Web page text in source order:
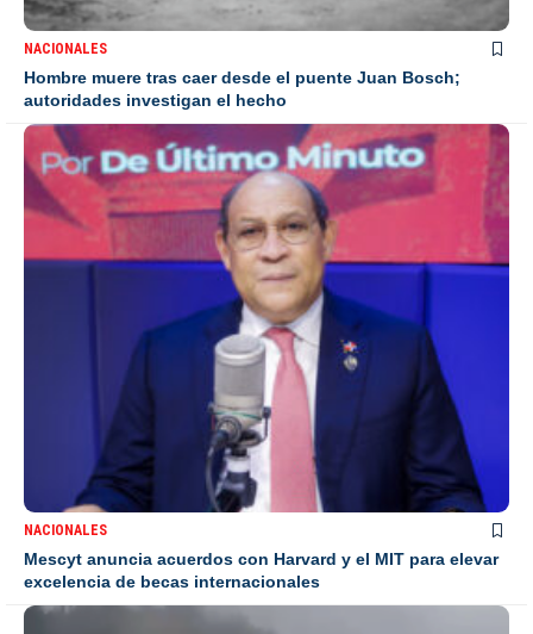
NACIONALES
Hombre muere tras caer desde el puente Juan Bosch;
autoridades investigan el hecho
NACIONALES
Mescyt anuncia acuerdos con Harvard y el MIT para elevar
excelencia de becas internacionales